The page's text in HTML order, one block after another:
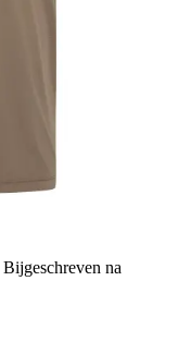
Bijgeschreven na